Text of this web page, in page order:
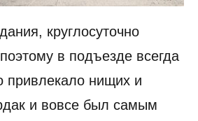
круглосуточно
в подъезде всегда
привлекало нищих и
и вовсе был самым